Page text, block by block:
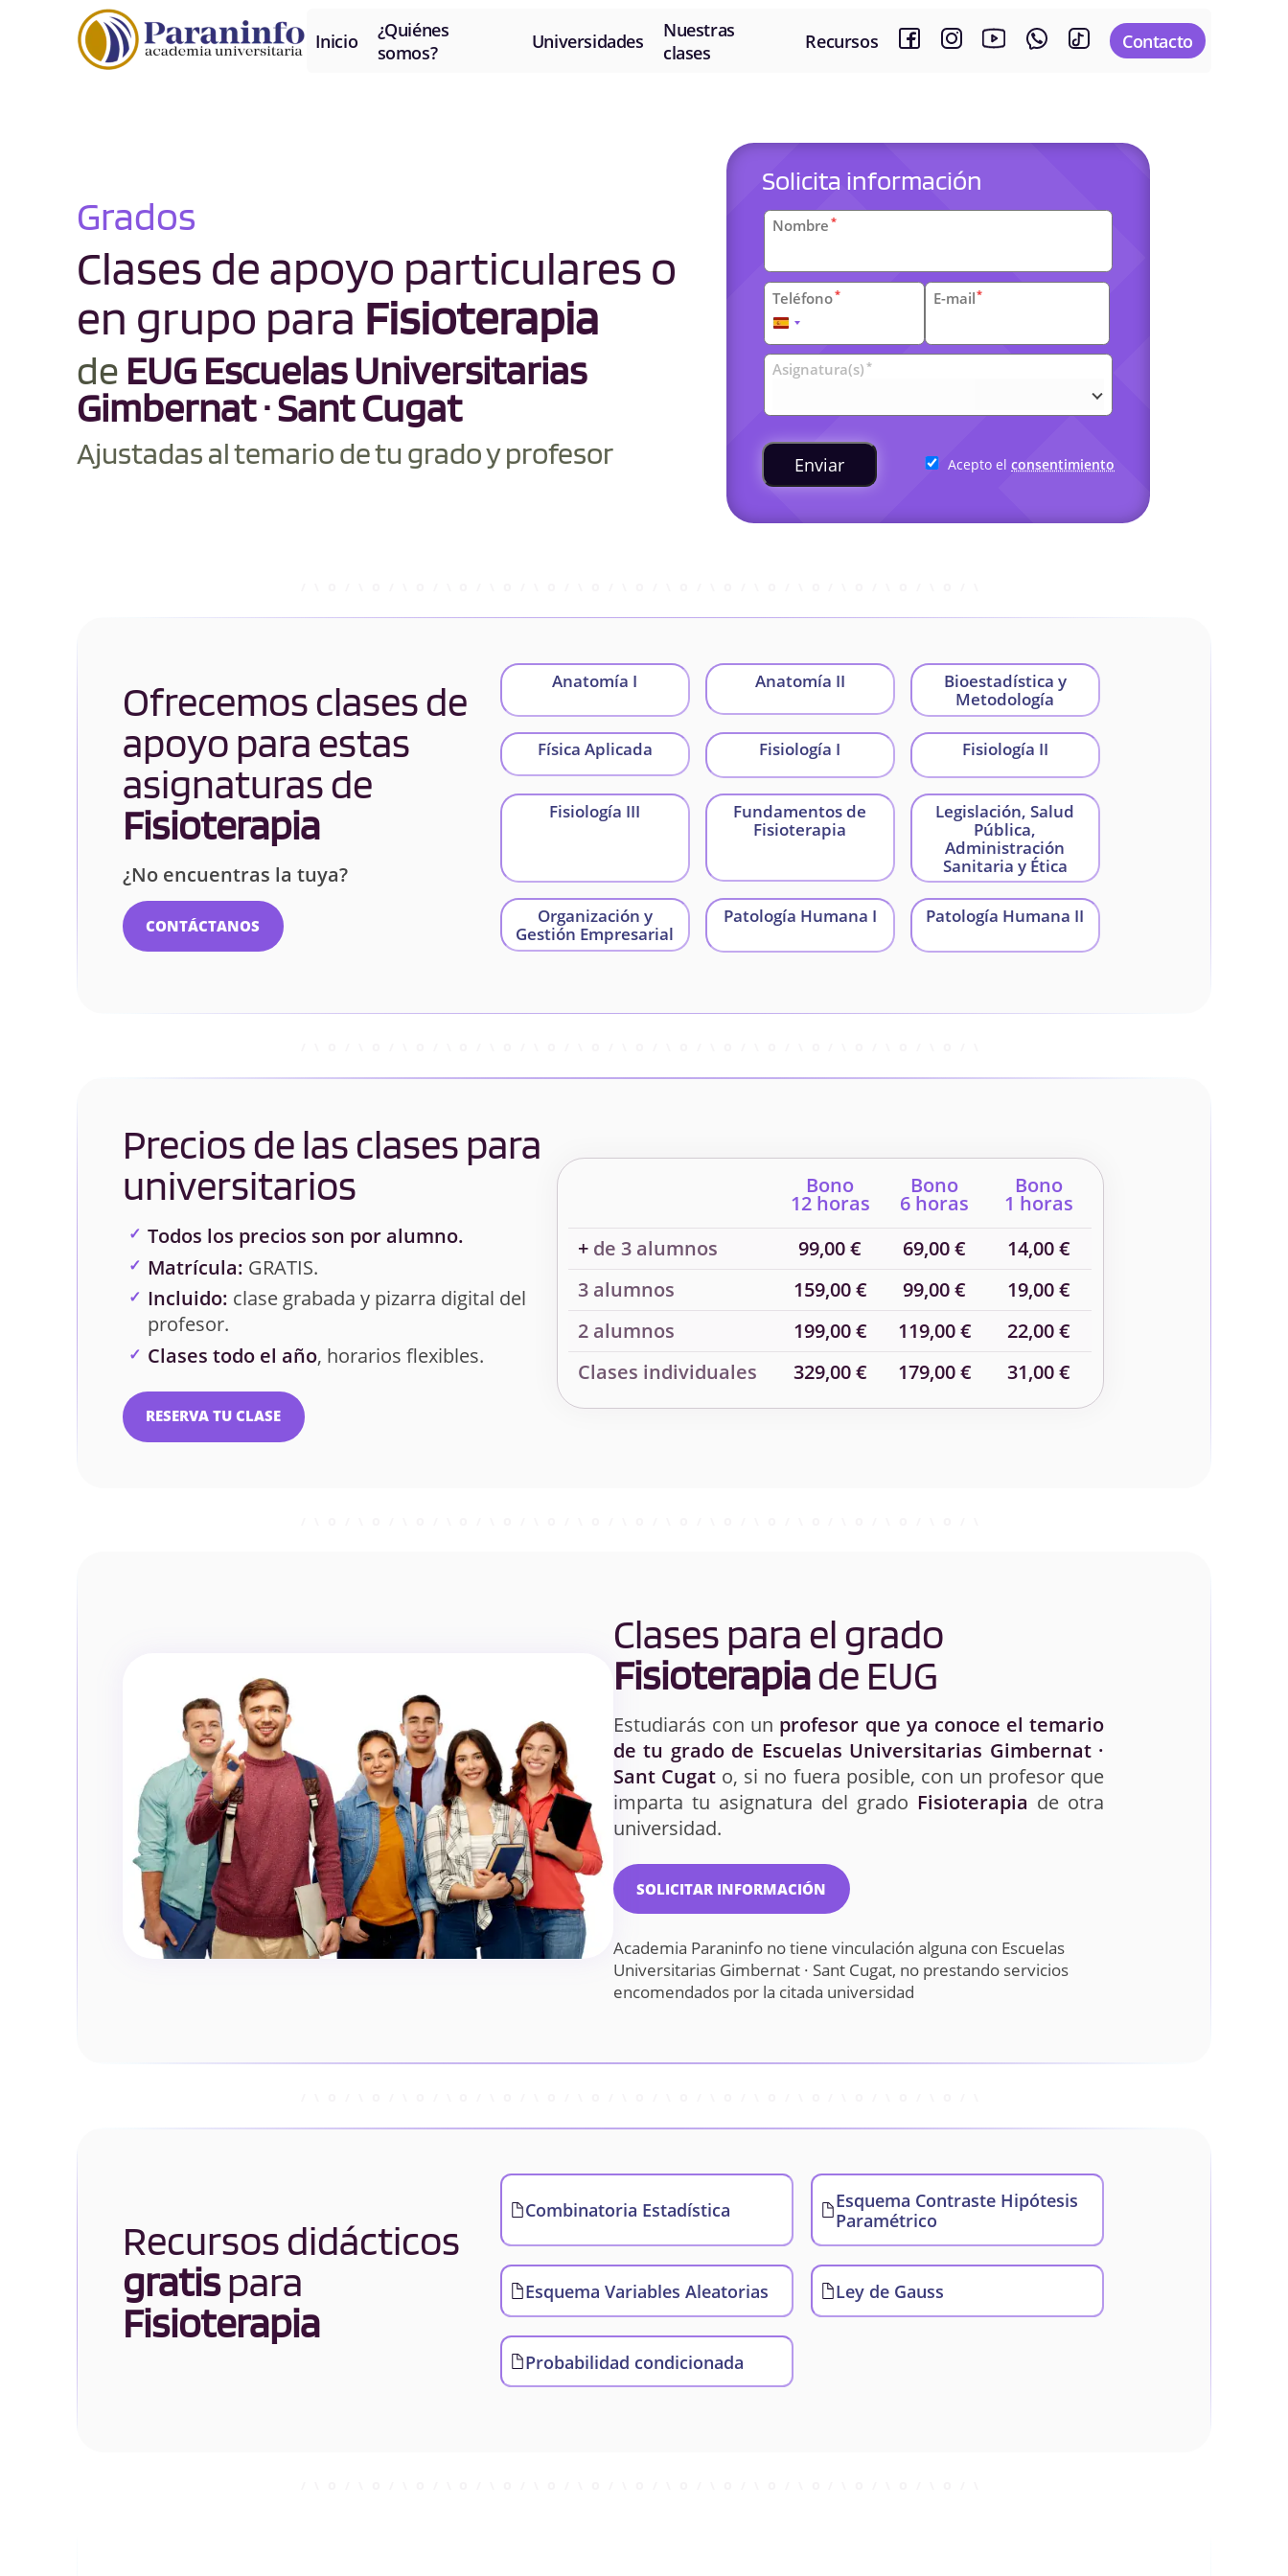
Inicio
¿Quiénes
somos?
Universidades
Nuestras
clases
Recursos Contacto
Grados
Clases de apoyo particulares o
en grupo para Fisioterapia
de EUG Escuelas Universitarias
Gimbernat · Sant Cugat
Ajustadas al temario de tu grado y profesor
Solicita información
Datos
Nombre *
Teléfono*
España
+34
E-mail*
Clases
Asignatura(s) *
Enviar Acepto elconsentimiento
Ofrecemos clases de
apoyo para estas
asignaturas de
Fisioterapia
¿No encuentras la tuya?
CONTÁCTANOS
Anatomía I Anatomía II
Bioestadística y
Metodología
Física Aplicada Fisiología I Fisiología II
Fisiología III
Fundamentos de
Fisioterapia
Legislación, Salud
Pública,
Administración
Sanitaria y Ética
Organización y
Gestión Empresarial
Patología Humana I Patología Humana II
Precios de las clases para
universitarios
Todos los precios son por alumno.
Matrícula: GRATIS.
Incluido: clase grabada y pizarra digital del
profesor.
Clases todo el año, horarios flexibles.
RESERVA TU CLASE
Bono
12 horas
Bono
6 horas
Bono
1 horas
+de 3 alumnos 99,00 € 69,00 €
14,00 €
3 alumnos
159,00 € 99,00 €
19,00 €
2 alumnos
199,00 € 119,00 €
22,00 €
Clases individuales
329,00 € 179,00 € 31,00 €
Clases para el grado
Fisioterapiade EUG
Estudiarás con un profesor que ya conoce el temario
de tu grado de Escuelas Universitarias Gimbernat ·
Sant Cugat o, si no fuera posible, con un profesor que
imparta tu asignatura del grado Fisioterapia de otra
universidad.
SOLICITAR INFORMACIÓN
Academia Paraninfo no tiene vinculación alguna con Escuelas
Universitarias Gimbernat · Sant Cugat, no prestando servicios
encomendados por la citada universidad
Recursos didácticos
gratispara
Fisioterapia
Combinatoria Estadística
Esquema Contraste Hipótesis
Paramétrico
Esquema Variables Aleatorias Ley de Gauss
Probabilidad condicionada